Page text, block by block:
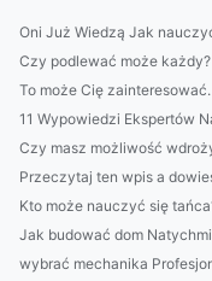
Oni Już Wiedzą Jak
Czy podlewać może każdy?
To może Cię
11 Wypowiedzi Ekspertów
Czy masz możliwość
Przeczytaj ten wpis a
Kto może nauczyć się
Jak budować dom
wybrać mechanika